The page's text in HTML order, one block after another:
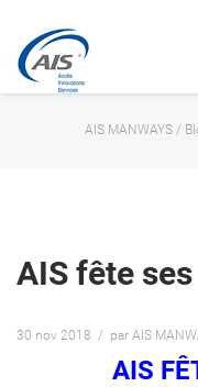
AIS MANWAYS /
AIS fête
30 nov 2018 par AIS
AIS